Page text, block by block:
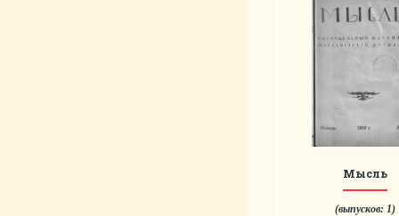
Мысль
(выпусков: 1)